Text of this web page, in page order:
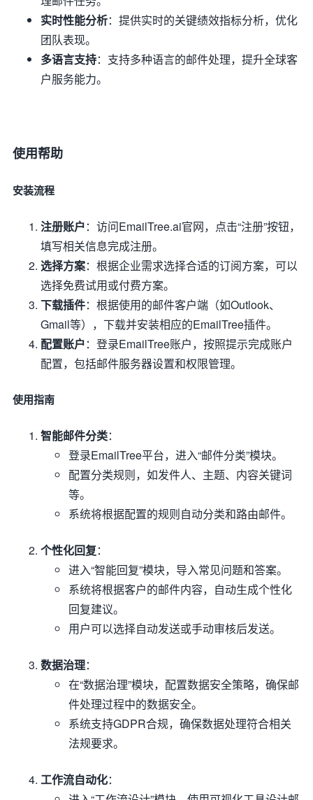
实时性能分析：提供实时的关键绩效指标分析，优化
团队表现。
多语言支持：支持多种语言的邮件处理，提升全球客
户服务能力。
使用帮助
安装流程
注册账户：访问EmailTree.ai官网，点击“注册”按钮，
填写相关信息完成注册。
选择方案：根据企业需求选择合适的订阅方案，可以
选择免费试用或付费方案。
下载插件：根据使用的邮件客户端（如Outlook、
Gmail等），下载并安装相应的EmailTree插件。
配置账户：登录EmailTree账户，按照提示完成账户
配置，包括邮件服务器设置和权限管理。
使用指南
智能邮件分类：
登录EmailTree平台，进入“邮件分类”模块。
配置分类规则，如发件人、主题、内容关键词
等。
系统将根据配置的规则自动分类和路由邮件。
个性化回复：
进入“智能回复”模块，导入常见问题和答案。
系统将根据客户的邮件内容，自动生成个性化
回复建议。
用户可以选择自动发送或手动审核后发送。
数据治理：
在“数据治理”模块，配置数据安全策略，确保邮
件处理过程中的数据安全。
系统支持GDPR合规，确保数据处理符合相关
法规要求。
工作流自动化：